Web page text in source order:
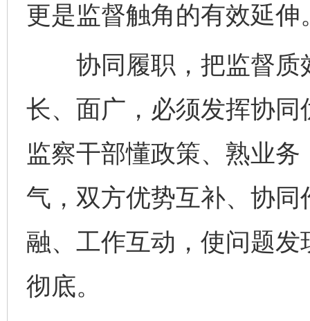
更是监督触角的有效延伸
协同履职，把监督质
长、面广，必须发挥协
监察干部懂政策、熟业
气，双方优势互补、协
融、工作互动，使问题
彻底。
公平竞争审查“十大案例”出炉！ 一纸欠
东山县通报“牛蛙产品抗生素超标问题” 法